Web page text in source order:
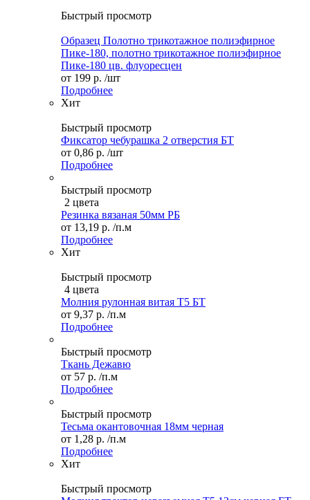
Быстрый просмотр
Образец Полотно трикотажное полиэфирное
Пике-180, полотно трикотажное полиэфирное
Пике-180 цв. флуоресцен
от 199 р. /шт
Подробнее
Хит
Быстрый просмотр
Фиксатор чебурашка 2 отверстия БТ
от 0,86 р. /шт
Подробнее
Быстрый просмотр
2 цвета
Резинка вязаная 50мм РБ
от 13,19 р. /п.м
Подробнее
Хит
Быстрый просмотр
4 цвета
Молния рулонная витая Т5 БТ
от 9,37 р. /п.м
Подробнее
Быстрый просмотр
Ткань Дежавю
от 57 р. /п.м
Подробнее
Быстрый просмотр
Тесьма окантовочная 18мм черная
от 1,28 р. /п.м
Подробнее
Хит
Быстрый просмотр